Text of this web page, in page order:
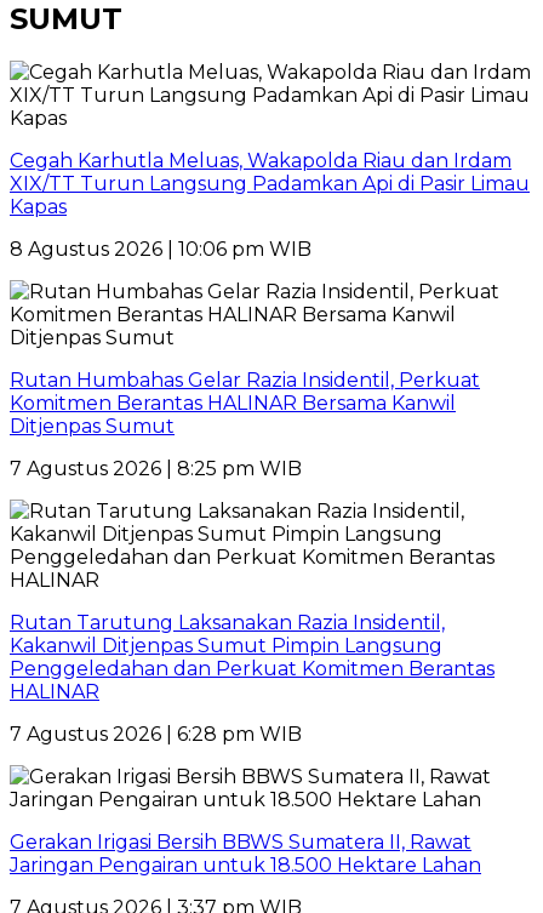
SUMUT
Cegah Karhutla Meluas, Wakapolda Riau dan Irdam
XIX/TT Turun Langsung Padamkan Api di Pasir Limau
Kapas
8 Agustus 2026 | 10:06 pm WIB
Rutan Humbahas Gelar Razia Insidentil, Perkuat
Komitmen Berantas HALINAR Bersama Kanwil
Ditjenpas Sumut
7 Agustus 2026 | 8:25 pm WIB
Rutan Tarutung Laksanakan Razia Insidentil,
Kakanwil Ditjenpas Sumut Pimpin Langsung
Penggeledahan dan Perkuat Komitmen Berantas
HALINAR
7 Agustus 2026 | 6:28 pm WIB
Gerakan Irigasi Bersih BBWS Sumatera II, Rawat
Jaringan Pengairan untuk 18.500 Hektare Lahan
7 Agustus 2026 | 3:37 pm WIB